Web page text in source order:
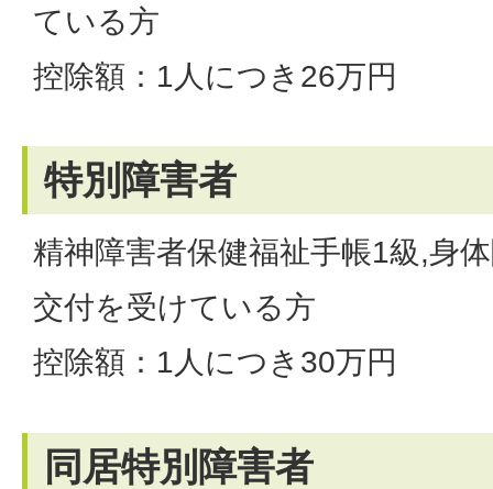
ている方
控除額：1人につき26万円
特別障害者
精神障害者保健福祉手帳1級,身
交付を受けている方
控除額：1人につき30万円
同居特別障害者